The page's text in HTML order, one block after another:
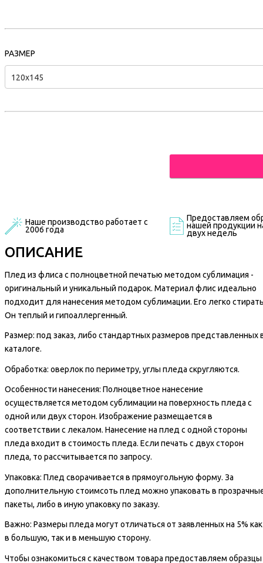
РАЗМЕР
120х145
Наше производство работает с
2006 года
Предоставляем
нашей продукции
двух недель
ОПИСАНИЕ
Плед из флиса с полноцветной печатью методом сублимация -
оригинальный и уникальный подарок. Материал флис идеально
подходит для нанесения методом сублимации. Его легко
Он теплый и гипоаллергенный.
Размер: под заказ, либо стандартных размеров представленных
каталоге.
Обработка: оверлок по периметру, углы пледа скругляются.
Особенности нанесения: Полноцветное нанесение
осуществляется методом сублимации на поверхность пледа с
одной или двух сторон. Изображение размещается в
соответствии с лекалом. Нанесение на плед с одной стороны
пледа входит в стоимость пледа. Если печать с двух сторон
пледа, то рассчитывается по запросу.
Упаковка: Плед сворачивается в прямоугольную форму. За
дополнительную стоимсоть плед можно упаковать в
пакеты, либо в иную упаковку по заказу.
Важно: Размеры пледа могут отличаться от заявленных на 5% как
в большую, так и в меньшую сторону.
Чтобы ознакомиться с качеством товара предоставляем образцы